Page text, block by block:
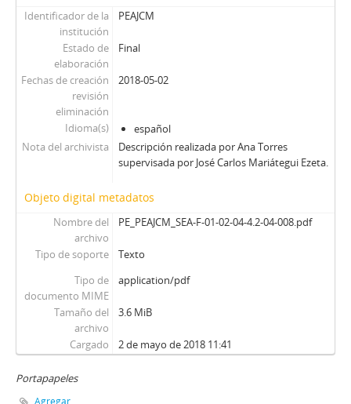
Identificador de la
institución
PEAJCM
Estado de
elaboración
Final
Fechas de creación
revisión
eliminación
2018-05-02
Idioma(s)
español
Nota del archivista
Descripción realizada por Ana Torres
supervisada por José Carlos Mariátegui Ezeta.
Objeto digital metadatos
Nombre del
archivo
PE_PEAJCM_SEA-F-01-02-04-4.2-04-008.pdf
Tipo de soporte
Texto
Tipo de
documento MIME
application/pdf
Tamaño del
archivo
3.6 MiB
Cargado 2 de mayo de 2018 11:41
Portapapeles